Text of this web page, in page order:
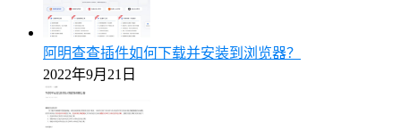
阿明查查插件如何下载并安装到浏览器？
2022年9月21日